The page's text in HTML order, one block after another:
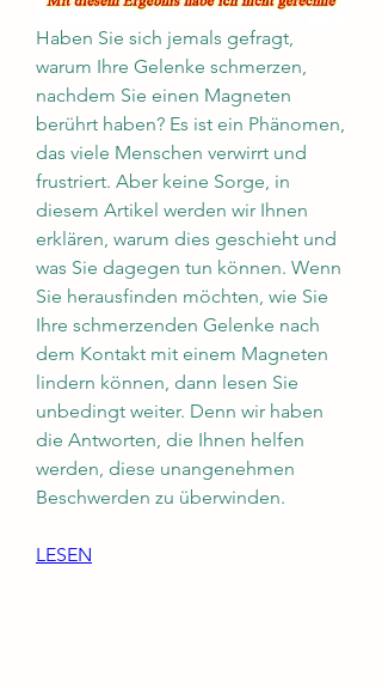
Haben Sie sich jemals gefragt,
warum Ihre Gelenke schmerzen,
nachdem Sie einen Magneten
berührt haben? Es ist ein Phänomen,
das viele Menschen verwirrt und
frustriert. Aber keine Sorge, in
diesem Artikel werden wir Ihnen
erklären, warum dies geschieht und
was Sie dagegen tun können. Wenn
Sie herausfinden möchten, wie Sie
Ihre schmerzenden Gelenke nach
dem Kontakt mit einem Magneten
lindern können, dann lesen Sie
unbedingt weiter. Denn wir haben
die Antworten, die Ihnen helfen
werden, diese unangenehmen
Beschwerden zu überwinden.
LESEN